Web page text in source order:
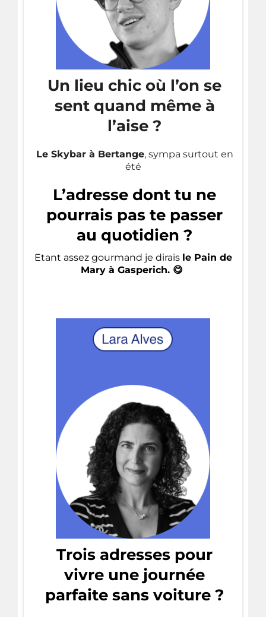
Un lieu chic où l’on se
sent quand même à
l’aise ?
Le Skybar à Bertange, sympa surtout en
été
L’adresse dont tu ne
pourrais pas te passer
au quotidien ?
Etant assez gourmand je dirais le Pain de
Mary à Gasperich. 😋
Trois adresses pour
vivre une journée
parfaite sans voiture ?